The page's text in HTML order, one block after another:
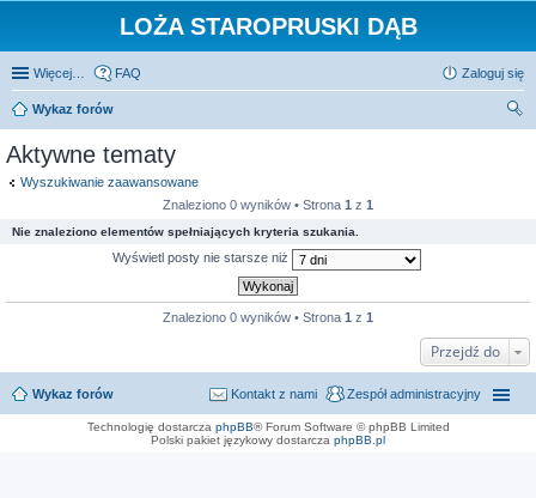
LOŻA STAROPRUSKI DĄB
Więcej… FAQ Zaloguj się
Wykaz forów
Aktywne tematy
Wyszukiwanie zaawansowane
Znaleziono 0 wyników • Strona 1 z 1
Nie znaleziono elementów spełniających kryteria szukania.
Wyświetl posty nie starsze niż
Znaleziono 0 wyników • Strona 1 z 1
Przejdź do
Wykaz forów Zespół administracyjny
Kontakt z nami
Technologię dostarcza phpBB® Forum Software © phpBB Limited
Polski pakiet językowy dostarcza phpBB.pl